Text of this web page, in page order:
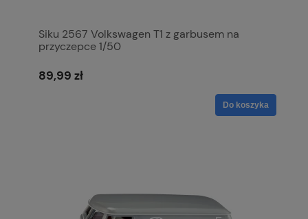
Siku 2567 Volkswagen T1 z garbusem na
przyczepce 1/50
89,99 zł
Do koszyka